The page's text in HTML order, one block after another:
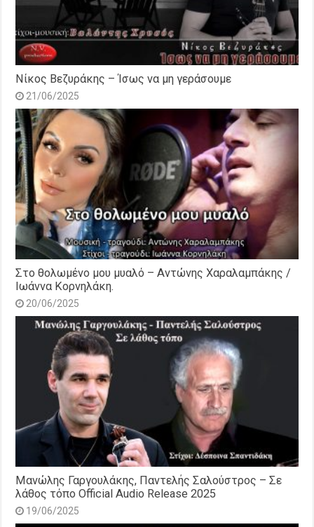
Νίκος Βεζυράκης – Ίσως να μη γεράσουμε
21/06/2025
Στο θολωμένο μου μυαλό – Αντώνης Χαραλαμπάκης /
Ιωάννα Κορνηλάκη.
20/06/2025
Μανώλης Γαργουλάκης, Παντελής Σαλούστρος – Σε
λάθος τόπο Official Audio Release 2025
19/06/2025